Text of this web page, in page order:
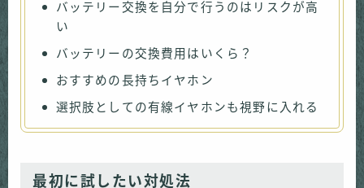
バッテリー交換を自分で行うのはリスクが高
い
バッテリーの交換費用はいくら？
おすすめの長持ちイヤホン
選択肢としての有線イヤホンも視野に入れる
最初に試したい対処法